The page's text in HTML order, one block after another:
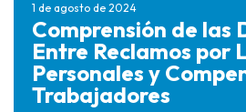
1 de agosto de 2024
Comprensión de las
Entre Reclamos por
Personales y
Trabajadores